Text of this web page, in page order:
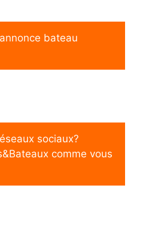
bateau
sociaux?
comme vous